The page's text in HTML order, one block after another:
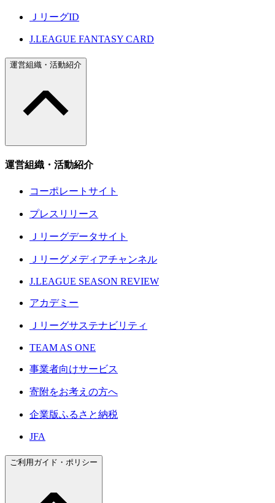
ＪリーグID
J.LEAGUE FANTASY CARD
運営組織・活動紹介
運営組織・活動紹介
コーポレートサイト
プレスリリース
Ｊリーグデータサイト
Ｊリーグメディアチャンネル
J.LEAGUE SEASON REVIEW
アカデミー
Ｊリーグサステナビリティ
TEAM AS ONE
事業者向けサービス
寄附をお考えの方へ
企業版ふるさと納税
JFA
ご利用ガイド・ポリシー